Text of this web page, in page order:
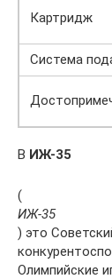
Картридж
Система
В ИЖ-35
(
ИЖ-35
) это
Олимпийские